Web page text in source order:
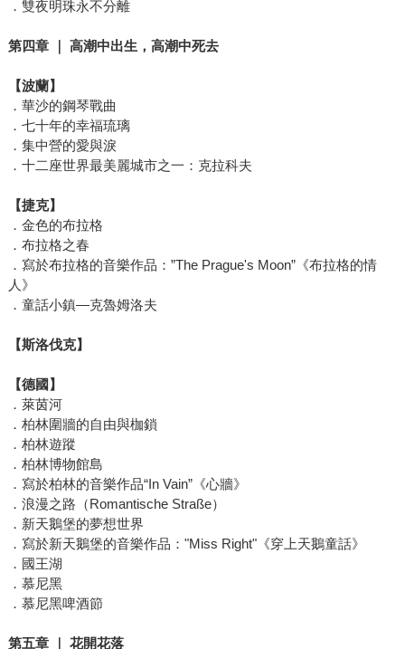
．雙夜明珠永不分離
第四章 ｜ 高潮中出生，高潮中死去
【波蘭】
．華沙的鋼琴戰曲
．七十年的幸福琉璃
．集中營的愛與淚
．十二座世界最美麗城市之一：克拉科夫
【捷克】
．金色的布拉格
．布拉格之春
．寫於布拉格的音樂作品：”The Prague's Moon”《布拉格的情
人》
．童話小鎮—克魯姆洛夫
【斯洛伐克】
【德國】
．萊茵河
．柏林圍牆的自由與枷鎖
．柏林遊蹤
．柏林博物館島
．寫於柏林的音樂作品“In Vain”《心牆》
．浪漫之路（Romantische Straße）
．新天鵝堡的夢想世界
．寫於新天鵝堡的音樂作品："Miss Right"《穿上天鵝童話》
．國王湖
．慕尼黑
．慕尼黑啤酒節
第五章 ｜ 花開花落